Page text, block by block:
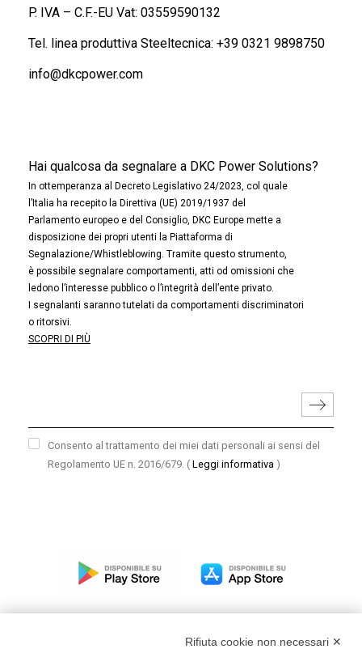
P. IVA – C.F.-EU Vat: 03559590132
Tel. linea produttiva Steeltecnica: +39 0321 9898750
info@dkcpower.com
Hai qualcosa da segnalare a DKC Power Solutions?
In ottemperanza al Decreto Legislativo 24/2023, col quale
l’Italia ha recepito la Direttiva (UE) 2019/1937 del
Parlamento europeo e del Consiglio, DKC Europe mette a
disposizione dei propri utenti la Piattaforma di
Segnalazione/Whistleblowing. Tramite questo strumento,
è possibile segnalare comportamenti, atti od omissioni che
ledono l’interesse pubblico o l’integrità dell’ente privato.
I segnalanti saranno tutelati da comportamenti discriminatori
o ritorsivi.
SCOPRI DI PIÙ
Consento al trattamento dei miei dati personali ai sensi del
Regolamento UE n. 2016/679. ( Leggi informativa )
Rifiuta cookie non necessari ✕